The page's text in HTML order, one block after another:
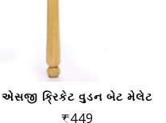
એસજી ક્રિકેટ વુડન બેટ મેલેટ
₹449